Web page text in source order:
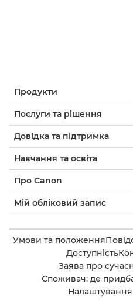
Продукти
Послуги та рішення
Довідка та підтримка
Навчання та освіта
Про Canon
Мій обліковий запис
Умови та положення
Доступність
Заява про
Споживач: де